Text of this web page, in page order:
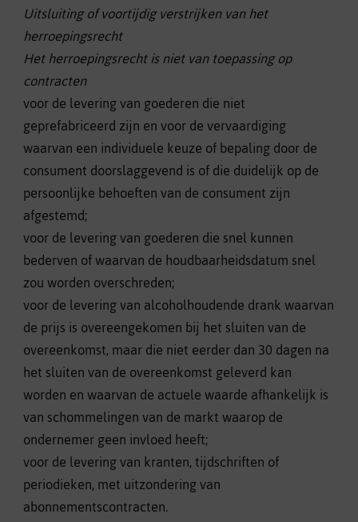
Uitsluiting of voortijdig verstrijken van het
herroepingsrecht
Het herroepingsrecht is niet van toepassing op
contracten
voor de levering van goederen die niet
geprefabriceerd zijn en voor de vervaardiging
waarvan een individuele keuze of bepaling door de
consument doorslaggevend is of die duidelijk op de
persoonlijke behoeften van de consument zijn
afgestemd;
voor de levering van goederen die snel kunnen
bederven of waarvan de houdbaarheidsdatum snel
zou worden overschreden;
voor de levering van alcoholhoudende drank waarvan
de prijs is overeengekomen bij het sluiten van de
overeenkomst, maar die niet eerder dan 30 dagen na
het sluiten van de overeenkomst geleverd kan
worden en waarvan de actuele waarde afhankelijk is
van schommelingen van de markt waarop de
ondernemer geen invloed heeft;
voor de levering van kranten, tijdschriften of
periodieken, met uitzondering van
abonnementscontracten.